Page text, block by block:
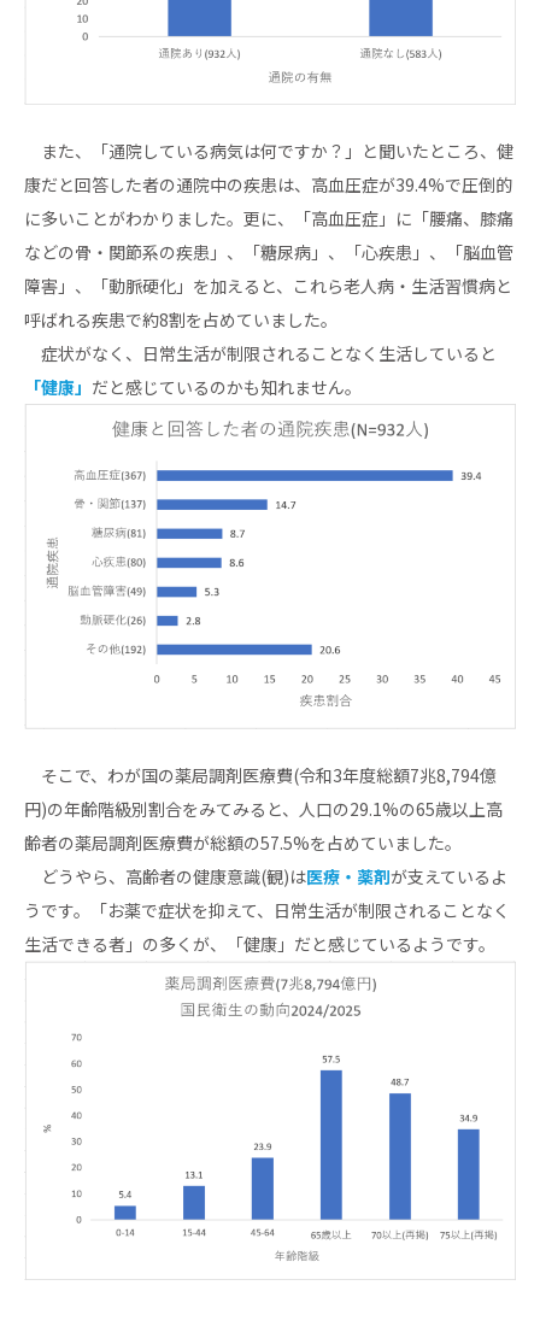
また、「通院している病気は何ですか？」と聞いたところ、健
康だと回答した者の通院中の疾患は、高血圧症が39.4%で圧倒的
に多いことがわかりました。更に、「高血圧症」に「腰痛、膝痛
などの骨・関節系の疾患」、「糖尿病」、「心疾患」、「脳血管
障害」、「動脈硬化」を加えると、これら老人病・生活習慣病と
呼ばれる疾患で約8割を占めていました。
症状がなく、日常生活が制限されることなく生活していると
「健康」 だと感じているのかも知れません。
そこで、わが国の薬局調剤医療費(令和3年度総額7兆8,794億
円)の年齢階級別割合をみてみると、人口の29.1%の65歳以上高
齢者の薬局調剤医療費が総額の57.5%を占めていました。
どうやら、高齢者の健康意識(観)は医療・薬剤が支えているよ
うです。「お薬で症状を抑えて、日常生活が制限されることなく
生活できる者」の多くが、「健康」だと感じているようです。